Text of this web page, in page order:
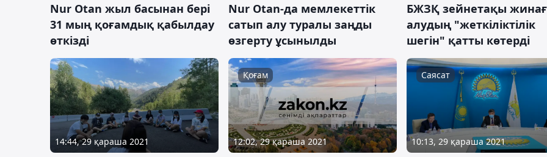
Nur Otan жыл басынан бері
31 мың қоғамдық қабылдау
өткізді
Nur Otan-да мемлекеттік
сатып алу туралы заңды
өзгерту ұсынылды
БЖЗҚ зейнетақы
алудың "жеткіліктілік
шегін" қатты көтерді
14:44, 29 қараша 2021
Қоғам
12:02, 29 қараша 2021
Саясат
10:13, 29 қараша 2021